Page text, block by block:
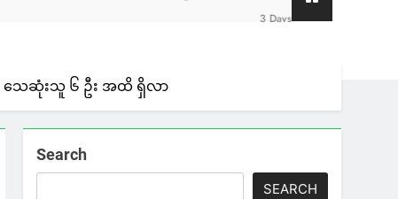
ာ သေဆုံးသူ ၆ ဦး အထိ ရှိလာ
Search
SEARCH